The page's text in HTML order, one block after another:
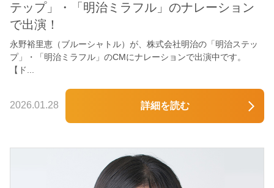
テップ」・「明治ミラフル」のナレーション
で出演！
永野裕里恵（ブルーシャトル）が、株式会社明治の「明治ステッ
プ」・「明治ミラフル」のCMにナレーションで出演中です。
【ド...
2026.01.28 詳細を読む